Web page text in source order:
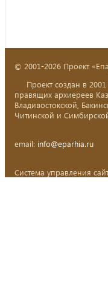
© 2001-2026 Проект
Проект создан в 2001
правящих архиереев
Владивостокской,
Читинской и
email: info@eparhia.ru
Система управления